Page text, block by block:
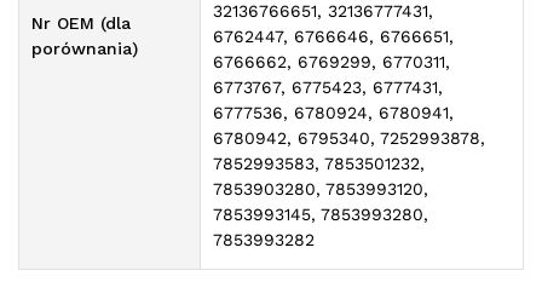
Nr OEM (dla
porównania)
32136766651, 32136777431,
6762447, 6766646, 6766651,
6766662, 6769299, 6770311,
6773767, 6775423, 6777431,
6777536, 6780924, 6780941,
6780942, 6795340, 7252993878,
7852993583, 7853501232,
7853903280, 7853993120,
7853993145, 7853993280,
7853993282